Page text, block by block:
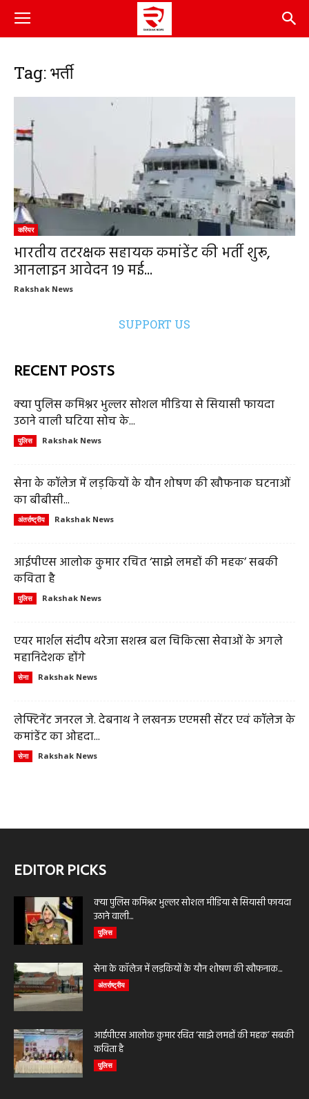
Tag: भर्ती
करियर
भारतीय तटरक्षक सहायक कमांडेंट की भर्ती शुरू,
आनलाइन आवेदन 19 मई...
Rakshak News
SUPPORT US
RECENT POSTS
क्या पुलिस कमिश्नर भुल्लर सोशल मीडिया से सियासी फायदा
उठाने वाली घटिया सोच के...
पुलिस Rakshak News
सेना के कॉलेज में लड़कियों के यौन शोषण की खौफनाक घटनाओं
का बीबीसी...
अंतर्राष्ट्रीय Rakshak News
आईपीएस आलोक कुमार रचित ‘साझे लमहों की महक’ सबकी
कविता है
पुलिस Rakshak News
एयर मार्शल संदीप थरेजा सशस्त्र बल चिकित्सा सेवाओं के अगले
महानिदेशक होंगे
सेना Rakshak News
लेफ्टिनेंट जनरल जे. देबनाथ ने लखनऊ एएमसी सेंटर एवं कॉलेज के
कमांडेंट का ओहदा...
सेना Rakshak News
EDITOR PICKS
क्या पुलिस कमिश्नर भुल्लर सोशल मीडिया से सियासी फायदा
उठाने वाली...
पुलिस
सेना के कॉलेज में लड़कियों के यौन शोषण की खौफनाक...
अंतर्राष्ट्रीय
आईपीएस आलोक कुमार रचित ‘साझे लमहों की महक’ सबकी
कविता है
पुलिस